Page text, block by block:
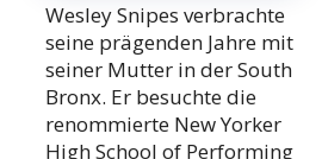
Wesley Snipes verbrachte
seine prägenden Jahre mit
seiner Mutter in der South
Bronx. Er besuchte die
renommierte New Yorker
High School of Performing